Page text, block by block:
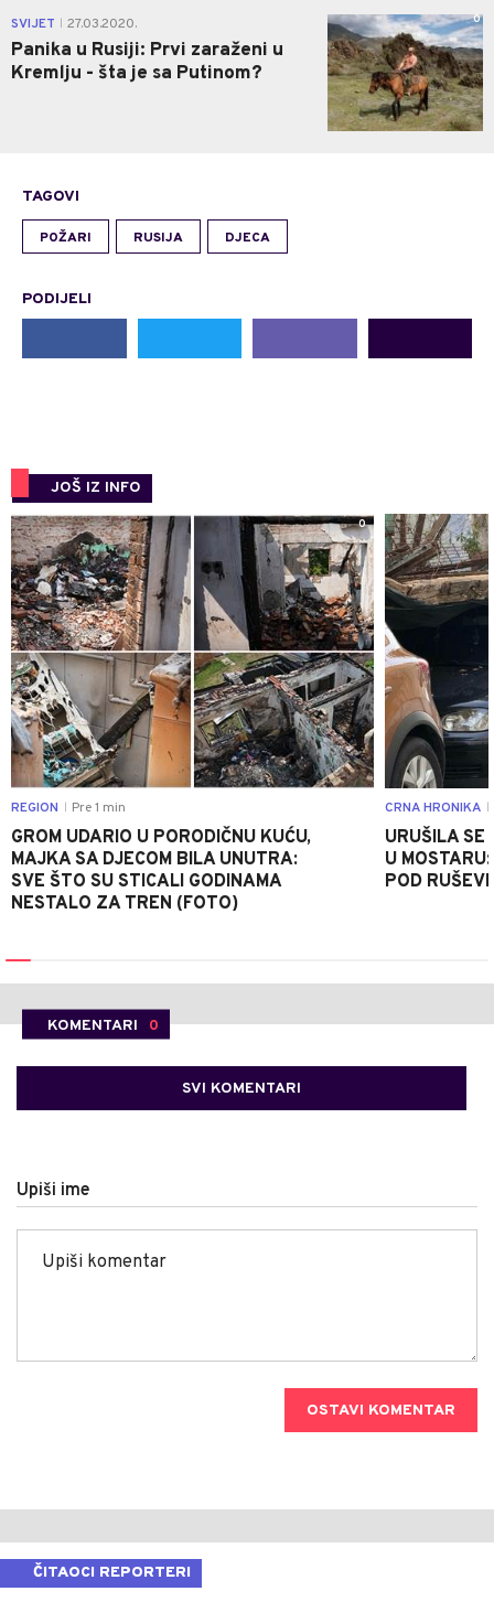
SVIJET 27.03.2020.
Panika u Rusiji: Prvi zaraženi u
Kremlju - šta je sa Putinom?
0
TAGOVI
POŽARI RUSIJA DJECA
PODIJELI
JOŠ IZ INFO
0
REGION Pre 1 min
GROM UDARIO U PORODIČNU KUĆU,
MAJKA SA DJECOM BILA UNUTRA:
SVE ŠTO SU STICALI GODINAMA
NESTALO ZA TREN (FOTO)
CRNA HRONIKA
URUŠILA
U
POD
KOMENTARI 0
SVI KOMENTARI
Upiši ime
OSTAVI KOMENTAR
ČITAOCI REPORTERI